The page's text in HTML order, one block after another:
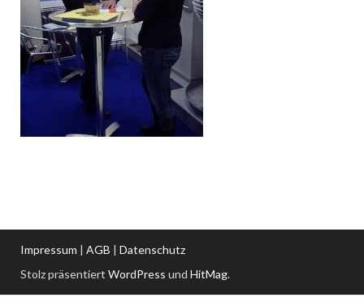
Impressum | AGB | Datenschutz
Stolz präsentiert WordPress und HitMag.